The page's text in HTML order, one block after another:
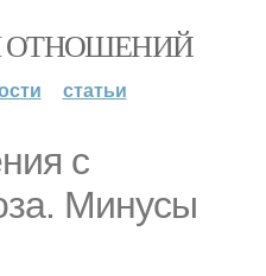
ОТНОШЕНИЙ
статьи
с
Минусы